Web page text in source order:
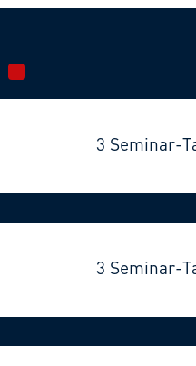
3 Seminar-
3 Seminar-